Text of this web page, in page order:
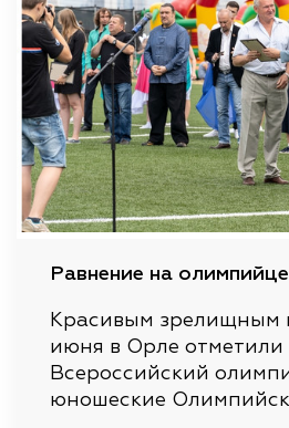
Равнение на
Красивым зрелищным
июня в Орле отметили
Всероссийский
юношеские